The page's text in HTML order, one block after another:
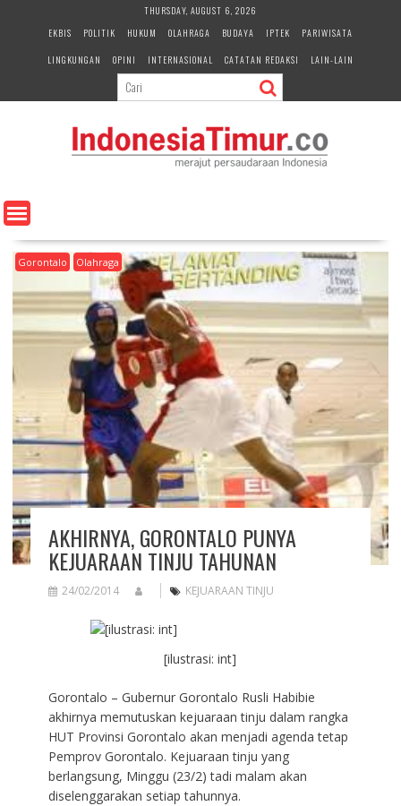
e
n
THURSDAY, AUGUST 6, 2026
EKBIS
POLITIK HUKUM OLAHRAGA BUDAYA IPTEK
PARIWISATA
LINGKUNGAN
OPINI INTERNASIONAL CATATAN REDAKSI LAIN-LAIN
Gorontalo Olahraga
AKHIRNYA, GORONTALO PUNYA
KEJUARAAN TINJU TAHUNAN
24/02/2014 KEJUARAAN TINJU
[ilustrasi: int]
Gorontalo – Gubernur Gorontalo Rusli Habibie
akhirnya memutuskan kejuaraan tinju dalam rangka
HUT Provinsi Gorontalo akan menjadi agenda tetap
Pemprov Gorontalo. Kejuaraan tinju yang
berlangsung, Minggu (23/2) tadi malam akan
diselenggarakan setiap tahunnya.